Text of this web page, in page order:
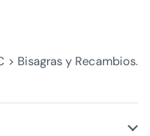
> Bisagras y Recambios.